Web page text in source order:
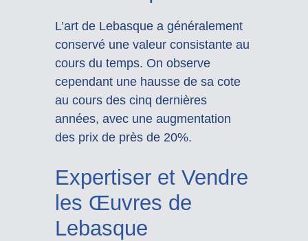
L’art de Lebasque a généralement
conservé une valeur consistante au
cours du temps. On observe
cependant une hausse de sa cote
au cours des cinq dernières
années, avec une augmentation
des prix de près de 20%.
Expertiser et Vendre
les Œuvres de
Lebasque